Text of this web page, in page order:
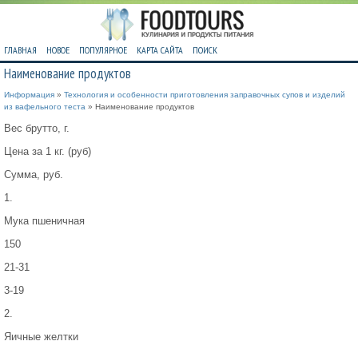
ГЛАВНАЯ НОВОЕ ПОПУЛЯРНОЕ КАРТА САЙТА ПОИСК
Наименование продуктов
Информация » Технология и особенности приготовления заправочных супов и изделий
из вафельного теста » Наименование продуктов
Вес брутто, г.
Цена за 1 кг. (руб)
Сумма, руб.
1.
Мука пшеничная
150
21-31
3-19
2.
Яичные желтки